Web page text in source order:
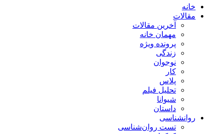
خانه
مقالات
آخرین مقالات
مهمان خانه
پرونده ویژه
زندگی
نوجوان
کار
پلاس
تحلیل فیلم
شیوانا
داستان
روانشناسی
تست روان‌شناسی